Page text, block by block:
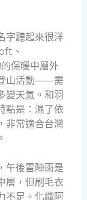
字聽起來很洋
、
保暖中層外
山活動——需
變天氣。和羽
點是：濕了依
非常適合台灣
午後雷陣雨是
層，但刷毛衣
不足。化纖阿